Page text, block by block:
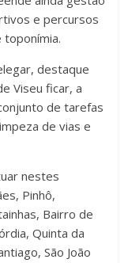
e percursos
toponímia.
destaque
Viseu ficar, a
de tarefas
de vias e
nestes
Pinhô,
Bairro de
Quinta da
São João